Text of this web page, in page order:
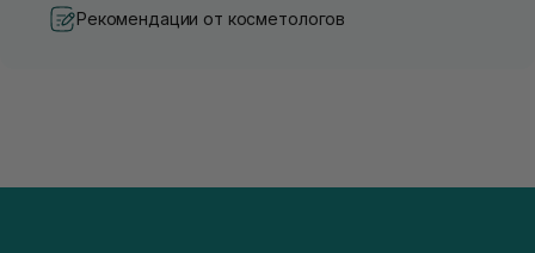
Рекомендации от косметологов